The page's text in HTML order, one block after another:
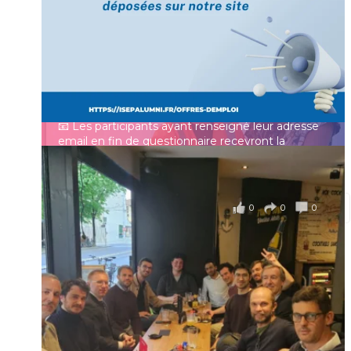
👩‍🎓 Ingénieurs diplômés, vous avez jusqu’au 31
mai pour participer et faire entendre votre voix !
Depuis plus de 60 ans, cette enquête vise à établir
un panorama complet de la situation socio-
professionnelle des ingénieurs et scientifiques
français.
📧 Les participants ayant renseigné leur adresse
email en fin de questionnaire recevront la
synthèse des résultats...Voir plus
il y a 4 mois
0 0 0
Voir sur Facebook
Mot de passe
Se souvenir de moi
Connexion
Identifiant oublié ?
Mot de passe